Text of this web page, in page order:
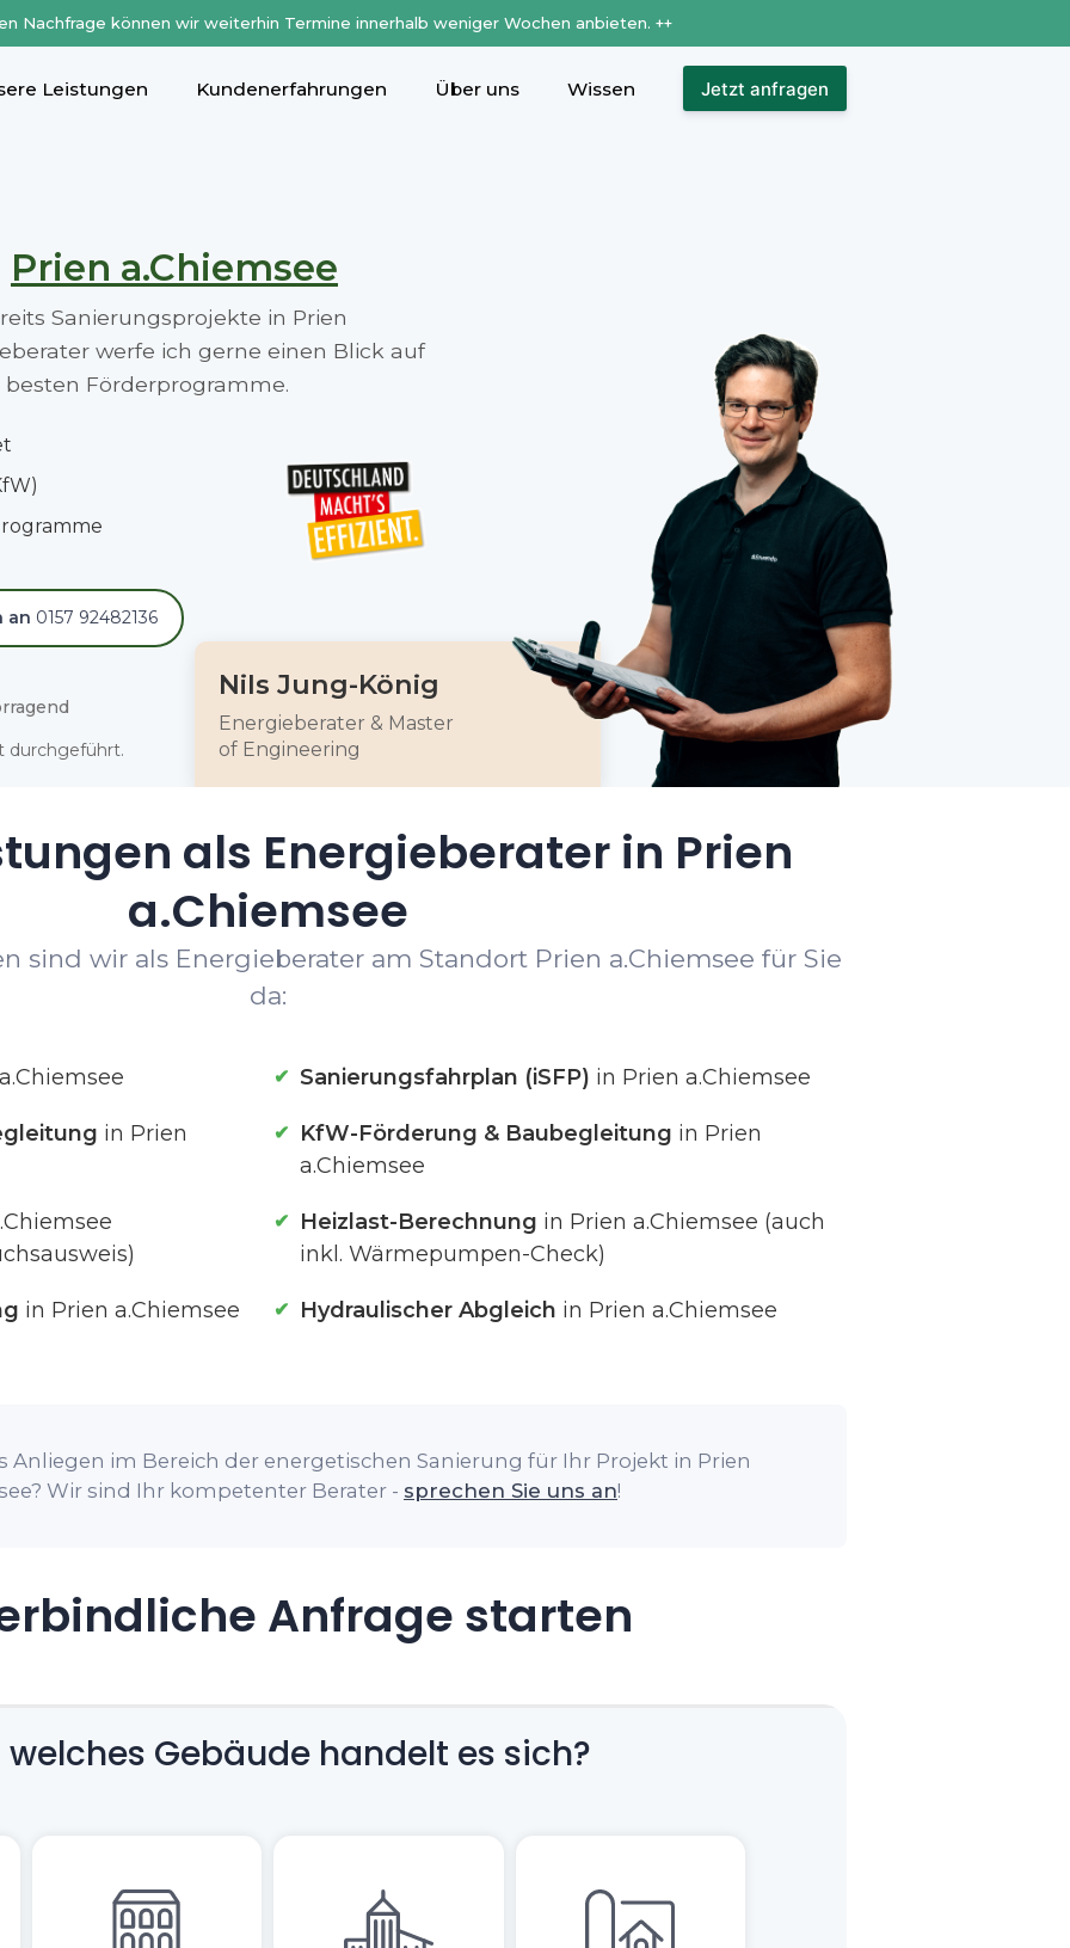
Nachfrage können wir weiterhin Termine innerhalb weniger Wochen anbieten. ++
Leistungen Kundenerfahrungen Über uns Wissen Jetzt anfragen
Prien a.Chiemsee
Sanierungsprojekte in Prien
werfe ich gerne einen Blick auf
Förderprogramme.
an 0157 92482136
durchgeführt.
Nils Jung-König
Energieberater & Master
of Engineering
als Energieberater in Prien
a.Chiemsee
sind wir als Energieberater am Standort Prien a.Chiemsee für Sie
da:
Sanierungsfahrplan (iSFP) in Prien a.Chiemsee
in Prien KfW-Förderung & Baubegleitung in Prien
a.Chiemsee
Heizlast-Berechnung in Prien a.Chiemsee (auch
inkl. Wärmepumpen-Check)
in Prien a.Chiemsee Hydraulischer Abgleich in Prien a.Chiemsee
Anliegen im Bereich der energetischen Sanierung für Ihr Projekt in Prien
Wir sind Ihr kompetenter Berater - sprechen Sie uns an!
Anfrage starten